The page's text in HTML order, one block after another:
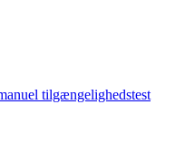
tilgængelighedstest